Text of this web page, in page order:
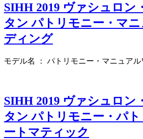
SIHH 2019 ヴァシュロン
タン パトリモニー・マ
ディング
モデル名 ： パトリモニー・マニュア
SIHH 2019 ヴァシュロン
タン パトリモニー・パ
ートマティック